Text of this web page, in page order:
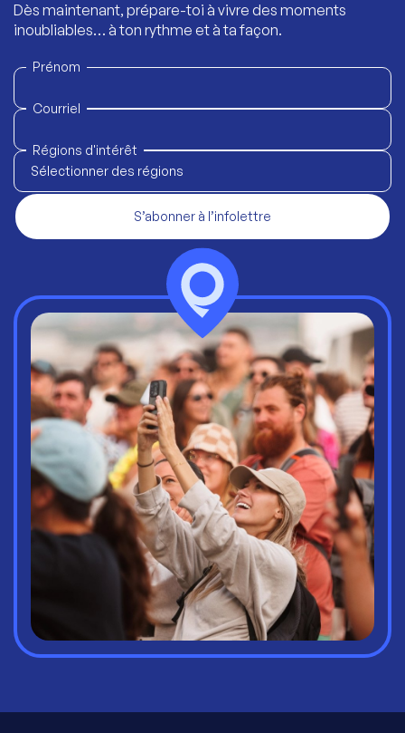
Dès maintenant, prépare-toi à vivre des moments
inoubliables… à ton rythme et à ta façon.
Prénom
Courriel
Régions d'intérêt
Sélectionner des régions
S’abonner à l’infolettre